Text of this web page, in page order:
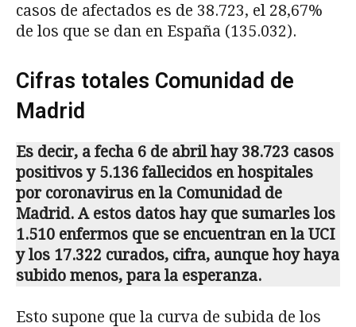
casos de afectados es de 38.723, el 28,67%
de los que se dan en España (135.032).
Cifras totales Comunidad de
Madrid
Es decir, a fecha 6 de abril hay 38.723 casos
positivos y 5.136 fallecidos en hospitales
por coronavirus en la Comunidad de
Madrid. A estos datos hay que sumarles los
1.510 enfermos que se encuentran en la UCI
y los 17.322 curados, cifra, aunque hoy haya
subido menos, para la esperanza.
Esto supone que la curva de subida de los